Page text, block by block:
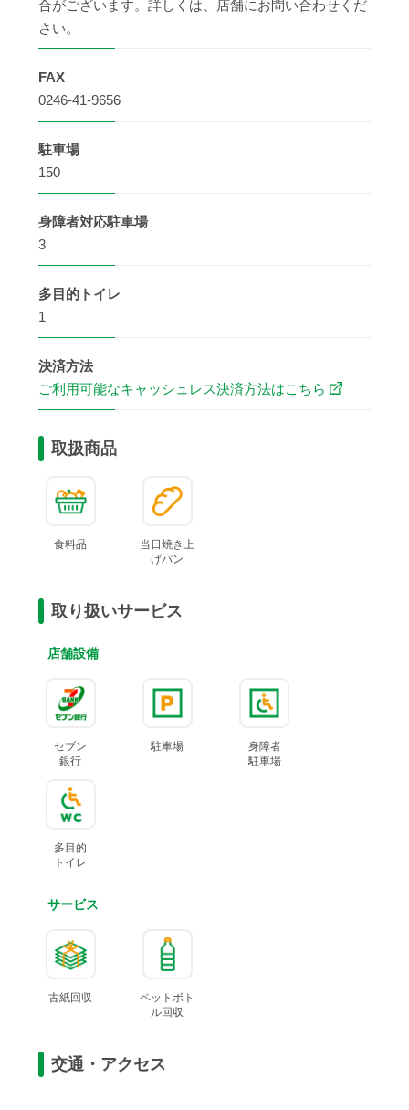
合がございます。詳しくは、店舗にお問い合わせくだ
さい。
FAX
0246-41-9656
駐車場
150
身障者対応駐車場
3
多目的 トイレ
1
決済方法
ご利用可能なキャッシュレス決済方法はこちら
取扱商品
食料品
当日焼き上
げパン
取り扱いサービス
店舗設備
セブン
銀行
駐車場
身障者
駐車場
多目的
トイレ
サービス
古紙回収
ペットボト
ル回収
交通・アクセス